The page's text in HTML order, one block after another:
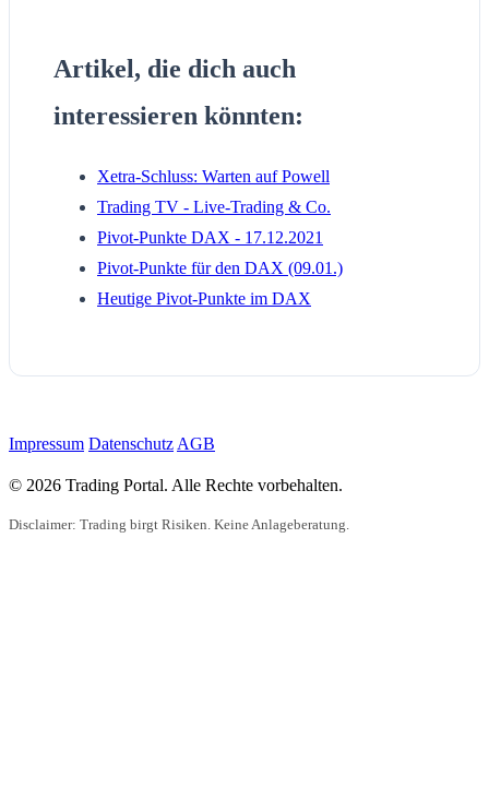
Artikel, die dich auch
interessieren könnten:
Xetra-Schluss: Warten auf Powell
Trading TV - Live-Trading & Co.
Pivot-Punkte DAX - 17.12.2021
Pivot-Punkte für den DAX (09.01.)
Heutige Pivot-Punkte im DAX
Impressum Datenschutz AGB
© 2026 Trading Portal. Alle Rechte vorbehalten.
Disclaimer: Trading birgt Risiken. Keine Anlageberatung.